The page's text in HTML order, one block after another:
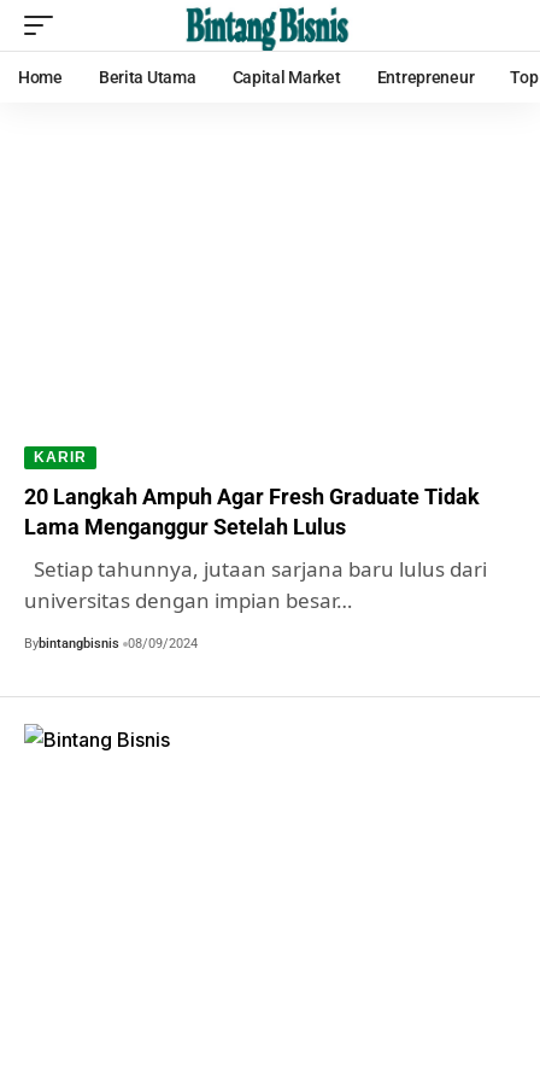
Home Berita Utama Capital Market Entrepreneur
KARIR
20 Langkah Ampuh Agar Fresh Graduate Tidak
Lama Menganggur Setelah Lulus
Setiap tahunnya, jutaan sarjana baru lulus dari
universitas dengan impian besar…
Bybintangbisnis 08/09/2024